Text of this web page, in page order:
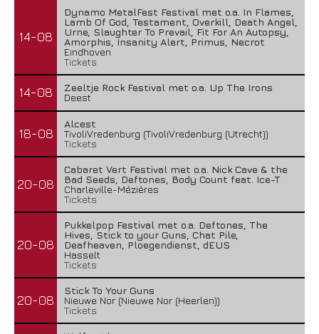
14-08
Dynamo MetalFest Festival met o.a. In Flames,
Lamb Of God, Testament, Overkill, Death Angel,
Urne, Slaughter To Prevail, Fit For An Autopsy,
Amorphis, Insanity Alert, Primus, Necrot
Eindhoven
Tickets
14-08
Zeeltje Rock Festival met o.a. Up The Irons
Deest
18-08
Alcest
TivoliVredenburg (TivoliVredenburg (Utrecht))
Tickets
20-08
Cabaret Vert Festival met o.a. Nick Cave & the
Bad Seeds, Deftones, Body Count feat. Ice-T
Charleville-Mézières
Tickets
20-08
Pukkelpop Festival met o.a. Deftones, The
Hives, Stick to your Guns, Chat Pile,
Deafheaven, Ploegendienst, dEUS
Hasselt
Tickets
20-08
Stick To Your Guns
Nieuwe Nor (Nieuwe Nor (Heerlen))
Tickets